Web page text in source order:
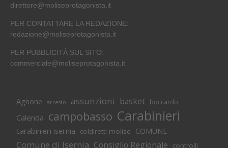
direttore@moliseprotagonista.it
PER CONTATTARE LA REDAZIONE:
redazione@moliseprotagonista.it
PER PUBBLICITÀ SUL SITO:
commerciale@moliseprotagonista.it
Agnone arresto assunzioni basket boccardo
Calenda campobasso Carabinieri
carabinieri isernia coldiretti molise COMUNE
Comune di Isernia Consiglio Regionale controlli